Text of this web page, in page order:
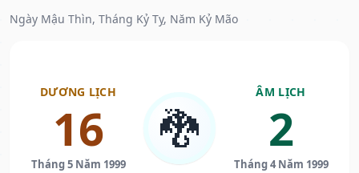
Ngày Mậu Thìn, Tháng Kỷ Tỵ, Năm Kỷ Mão
DƯƠNG LỊCH
16
Tháng 5 Năm 1999
🐉
ÂM LỊCH
2
Tháng 4 Năm 1999